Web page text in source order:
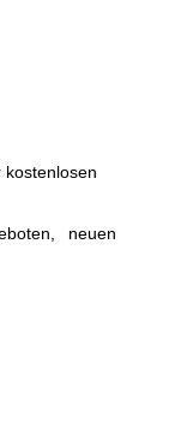
kostenlosen
neuen